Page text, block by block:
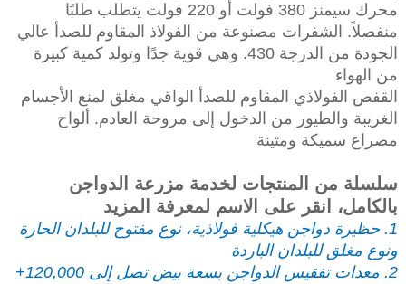
محرك سيمنز 380 فولت أو 220 فولت يتطلب طلبًا
منفصلاً. الشفرات مصنوعة من الفولاذ المقاوم للصدأ عالي
الجودة من الدرجة 430. وهي قوية جدًا وتولد كمية كبيرة
من الهواء
القفص الفولاذي المقاوم للصدأ الواقي مغلق لمنع الأجسام
الغريبة والطيور من الدخول إلى مروحة العادم. ألواح
مصراع سميكة ومتينة
سلسلة من المنتجات لخدمة مزرعة الدواجن
بالكامل، انقر على الاسم لمعرفة المزيد
1. حظيرة دواجن هيكلية فولاذية، نوع مفتوح للبلدان الحارة
ونوع مغلق للبلدان الباردة
2. معدات تفقيس الدواجن بسعة بيض تصل إلى 120,000+